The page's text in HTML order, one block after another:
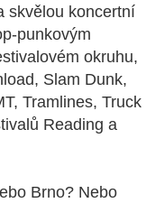
skvělou koncertní
punkovým
okruhu,
Slam Dunk,
Tramlines, Truck
Reading a
Brno? Nebo